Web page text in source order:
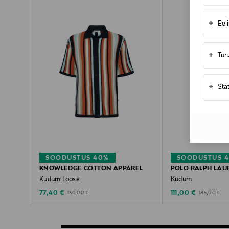
+
+
+
SOODUSTUS 40%
KNOWLEDGE COTTON APPAREL
Kudum Loose
Discounted Price
77,40 € Original Price
130,00 €
SOODUSTUS
POLO RALPH
Kudum
Discounted Price
111,00 € Original Price
185,00 €